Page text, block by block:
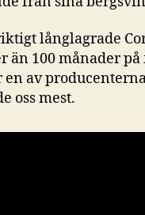
långlagrade
än 100 månader på
av
oss mest.